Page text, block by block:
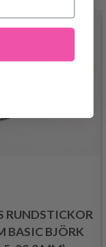
RUNDSTICKOR
BASIC BJÖRK